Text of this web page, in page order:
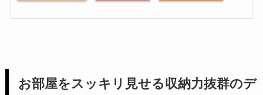
お部屋をスッキリ見せる収納力抜群のデ